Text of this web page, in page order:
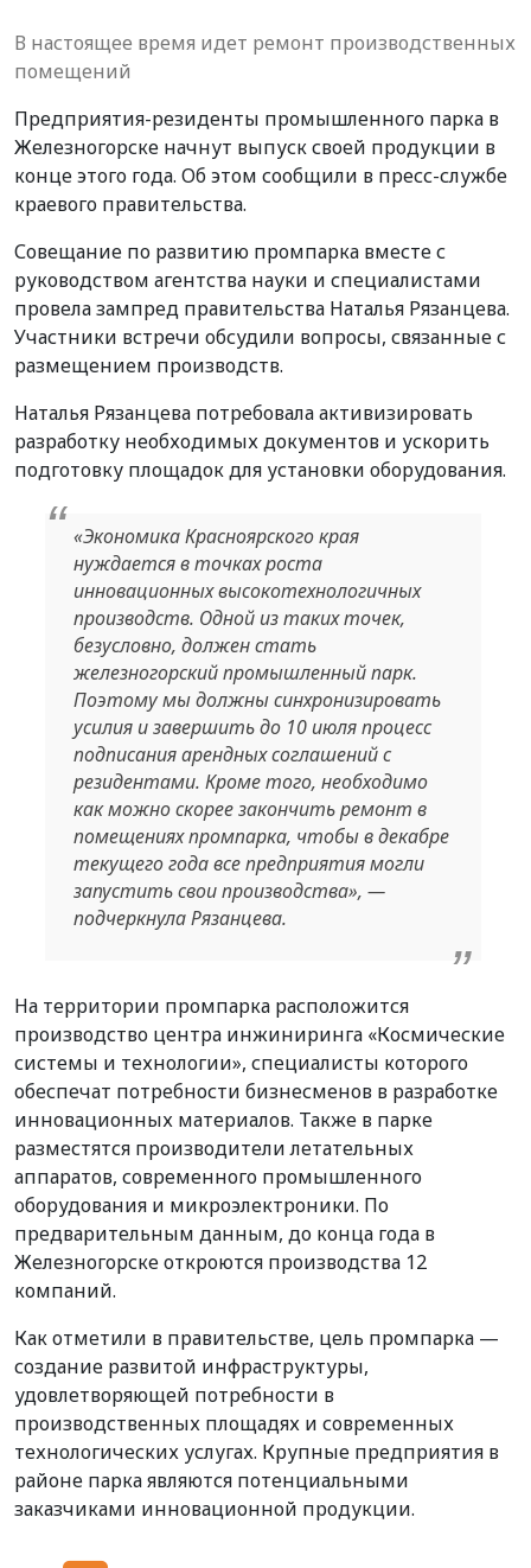
В настоящее время идет ремонт производственных
помещений
Предприятия-резиденты промышленного парка в
Железногорске начнут выпуск своей продукции в
конце этого года. Об этом сообщили в пресс-службе
краевого правительства.
Совещание по развитию промпарка вместе с
руководством агентства науки и специалистами
провела зампред правительства Наталья Рязанцева.
Участники встречи обсудили вопросы, связанные с
размещением производств.
Наталья Рязанцева потребовала активизировать
разработку необходимых документов и ускорить
подготовку площадок для установки оборудования.
«Экономика Красноярского края
нуждается в точках роста
инновационных высокотехнологичных
производств. Одной из таких точек,
безусловно, должен стать
железногорский промышленный парк.
Поэтому мы должны синхронизировать
усилия и завершить до 10 июля процесс
подписания арендных соглашений с
резидентами. Кроме того, необходимо
как можно скорее закончить ремонт в
помещениях промпарка, чтобы в декабре
текущего года все предприятия могли
запустить свои производства», —
подчеркнула Рязанцева.
На территории промпарка расположится
производство центра инжиниринга «Космические
системы и технологии», специалисты которого
обеспечат потребности бизнесменов в разработке
инновационных материалов. Также в парке
разместятся производители летательных
аппаратов, современного промышленного
оборудования и микроэлектроники. По
предварительным данным, до конца года в
Железногорске откроются производства 12
компаний.
Как отметили в правительстве, цель промпарка —
создание развитой инфраструктуры,
удовлетворяющей потребности в
производственных площадях и современных
технологических услугах. Крупные предприятия в
районе парка являются потенциальными
заказчиками инновационной продукции.